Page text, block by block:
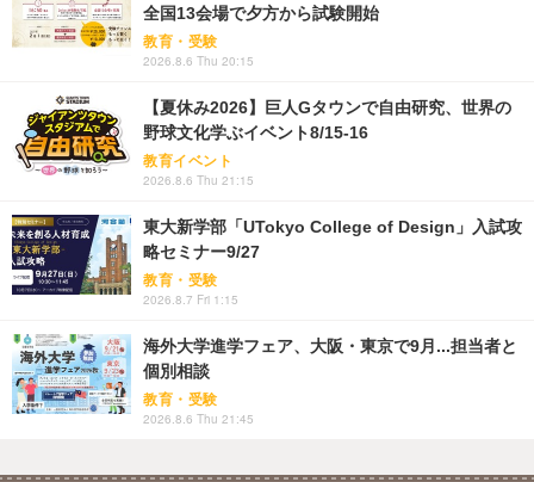
全国13会場で夕方から試験開始
教育・受験
2026.8.6 Thu 20:15
【夏休み2026】巨人Gタウンで自由研究、世界の
野球文化学ぶイベント8/15-16
教育イベント
2026.8.6 Thu 21:15
東大新学部「UTokyo College of Design」入試攻
略セミナー9/27
教育・受験
2026.8.7 Fri 1:15
海外大学進学フェア、大阪・東京で9月...担当者と
個別相談
教育・受験
2026.8.6 Thu 21:45